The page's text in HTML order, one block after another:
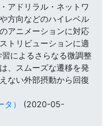
アドリラル・ネットワ
方向などのハイレベル
アニメーションに対応
トリビューションに適
によるさらなる微調整
、スムーズな遷移を発
ない外部摂動から回復
）
(2020-05-